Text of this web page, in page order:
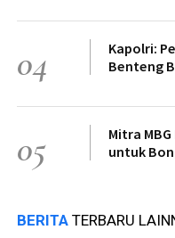
04
Kapolri:
Benteng
05
Mitra
untuk
BERITA TERBARU